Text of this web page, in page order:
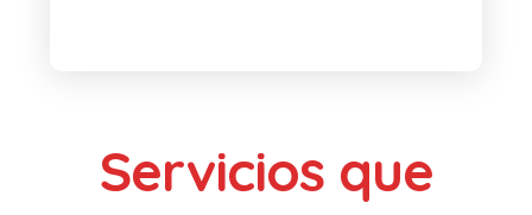
Servicios que